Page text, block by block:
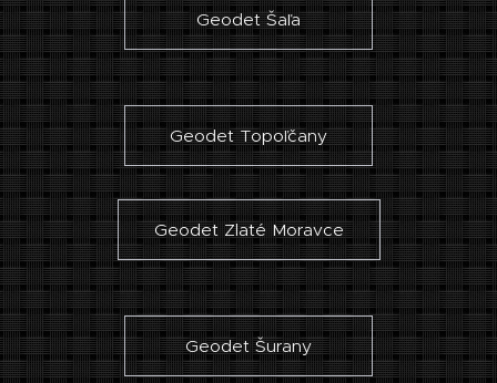
Geodet Šaľa
Geodet Topoľčany
Geodet Zlaté Moravce
Geodet Šurany